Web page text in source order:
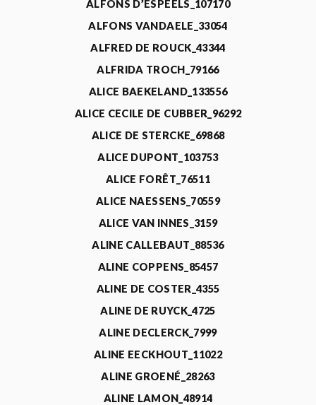
ALFONS D’ESPEELS_107170
ALFONS VANDAELE_33054
ALFRED DE ROUCK_43344
ALFRIDA TROCH_79166
ALICE BAEKELAND_133556
ALICE CECILE DE CUBBER_96292
ALICE DE STERCKE_69868
ALICE DUPONT_103753
ALICE FORÊT_76511
ALICE NAESSENS_70559
ALICE VAN INNES_3159
ALINE CALLEBAUT_88536
ALINE COPPENS_85457
ALINE DE COSTER_4355
ALINE DE RUYCK_4725
ALINE DECLERCK_7999
ALINE EECKHOUT_11022
ALINE GROENÉ_28263
ALINE LAMON_48914